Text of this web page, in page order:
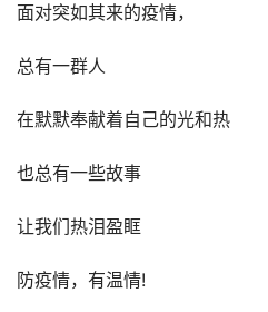
面对突如其来的疫情，
总有一群人
在默默奉献着自己的光和热
也总有一些故事
让我们热泪盈眶
防疫情，有温情!